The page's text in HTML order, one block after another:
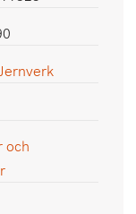
och